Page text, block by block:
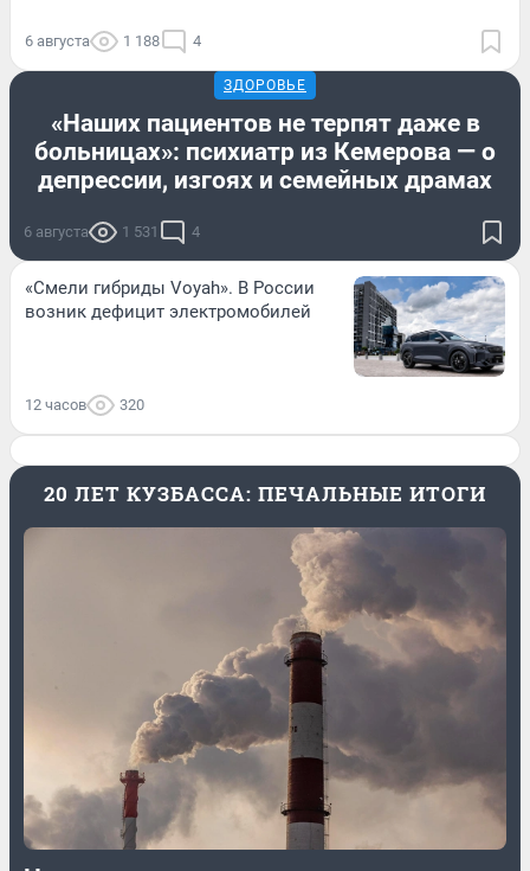
6 августа 1 188 4
ЗДОРОВЬЕ
«Наших пациентов не терпят даже в
больницах»: психиатр из Кемерова — о
депрессии, изгоях и семейных драмах
6 августа 1 531 4
«Смели гибриды Voyah». В России
возник дефицит электромобилей
12 часов 320
20 ЛЕТ КУЗБАССА: ПЕЧАЛЬНЫЕ ИТОГИ